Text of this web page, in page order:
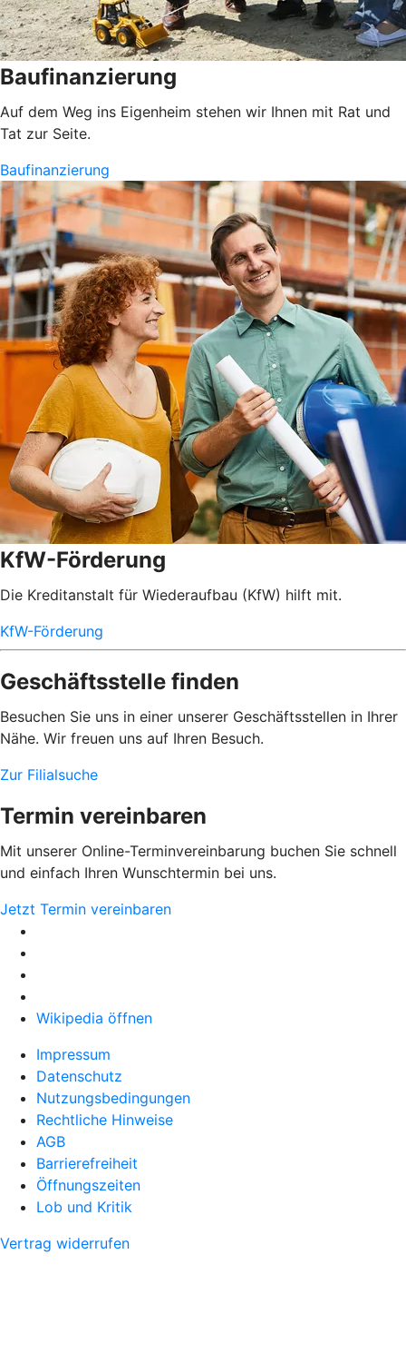
Baufinanzierung
Auf dem Weg ins Eigenheim stehen wir Ihnen mit Rat und
Tat zur Seite.
Baufinanzierung
KfW-Förderung
Die Kreditanstalt für Wiederaufbau (KfW) hilft mit.
KfW-Förderung
Geschäftsstelle finden
Besuchen Sie uns in einer unserer Geschäftsstellen in Ihrer
Nähe. Wir freuen uns auf Ihren Besuch.
Zur Filialsuche
Termin vereinbaren
Mit unserer Online-Terminvereinbarung buchen Sie schnell
und einfach Ihren Wunschtermin bei uns.
Jetzt Termin vereinbaren
Wikipedia öffnen
Impressum
Datenschutz
Nutzungsbedingungen
Rechtliche Hinweise
AGB
Barrierefreiheit
Öffnungszeiten
Lob und Kritik
Vertrag widerrufen